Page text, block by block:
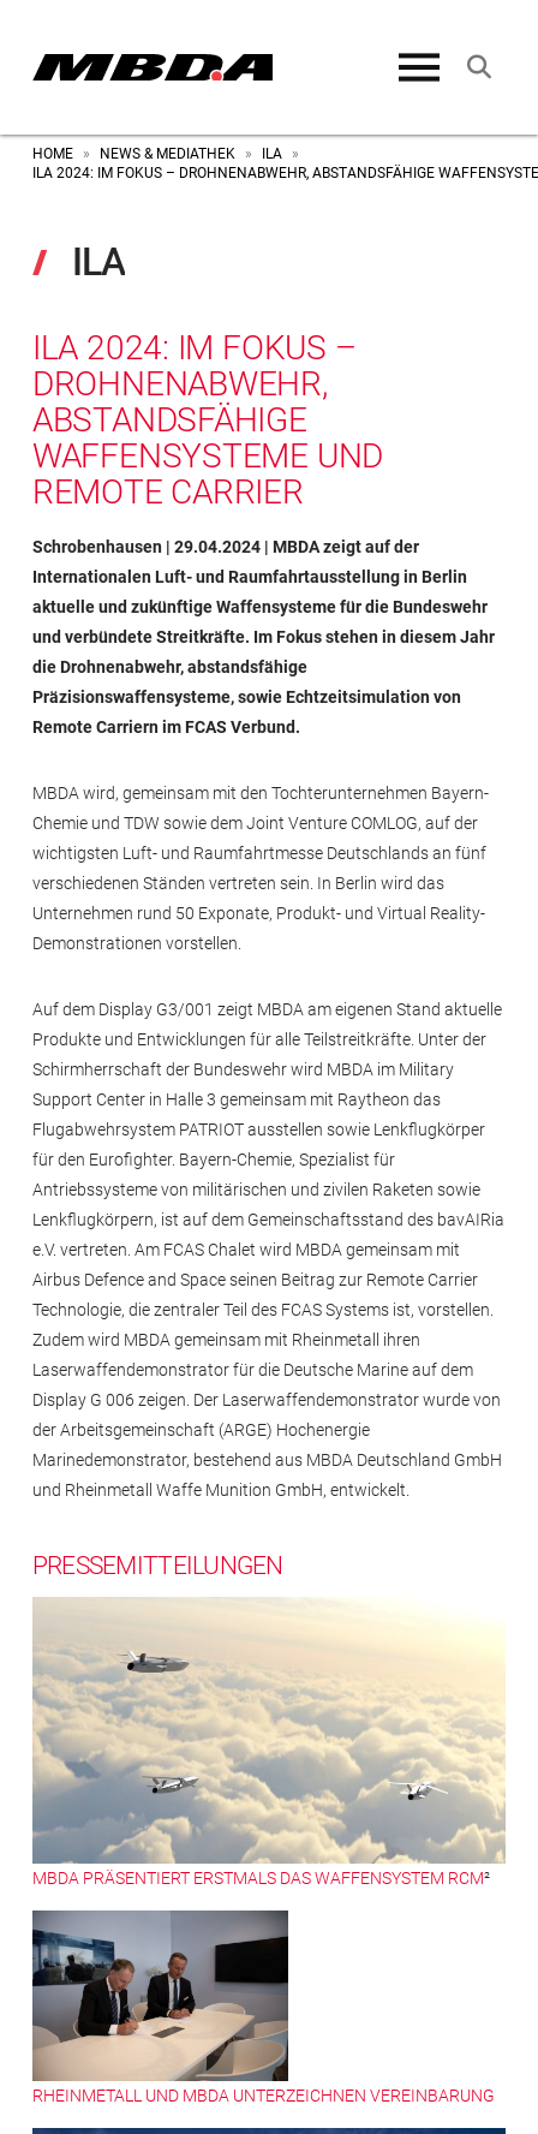
HOME » NEWS & MEDIATHEK » ILA
»
ILA 2024: IM FOKUS – DROHNENABWEHR, ABSTANDSFÄHIGE
ILA
ILA 2024: IM FOKUS –
DROHNENABWEHR,
ABSTANDSFÄHIGE
WAFFENSYSTEME UND
REMOTE CARRIER
Schrobenhausen | 29.04.2024 | MBDA zeigt auf der
Internationalen Luft- und Raumfahrtausstellung in Berlin
aktuelle und zukünftige Waffensysteme für die Bundeswehr
und verbündete Streitkräfte. Im Fokus stehen in diesem Jahr
die Drohnenabwehr, abstandsfähige
Präzisionswaffensysteme, sowie Echtzeitsimulation von
Remote Carriern im FCAS Verbund.
MBDA wird, gemeinsam mit den Tochterunternehmen Bayern-
Chemie und TDW sowie dem Joint Venture COMLOG, auf der
wichtigsten Luft- und Raumfahrtmesse Deutschlands an fünf
verschiedenen Ständen vertreten sein. In Berlin wird das
Unternehmen rund 50 Exponate, Produkt- und Virtual Reality-
Demonstrationen vorstellen.
Auf dem Display G3/001 zeigt MBDA am eigenen Stand aktuelle
Produkte und Entwicklungen für alle Teilstreitkräfte. Unter der
Schirmherrschaft der Bundeswehr wird MBDA im Military
Support Center in Halle 3 gemeinsam mit Raytheon das
Flugabwehrsystem PATRIOT ausstellen sowie Lenkflugkörper
für den Eurofighter. Bayern-Chemie, Spezialist für
Antriebssysteme von militärischen und zivilen Raketen sowie
Lenkflugkörpern, ist auf dem Gemeinschaftsstand des bavAIRia
e.V. vertreten. Am FCAS Chalet wird MBDA gemeinsam mit
Airbus Defence and Space seinen Beitrag zur Remote Carrier
Technologie, die zentraler Teil des FCAS Systems ist, vorstellen.
Zudem wird MBDA gemeinsam mit Rheinmetall ihren
Laserwaffendemonstrator für die Deutsche Marine auf dem
Display G 006 zeigen. Der Laserwaffendemonstrator wurde von
der Arbeitsgemeinschaft (ARGE) Hochenergie
Marinedemonstrator, bestehend aus MBDA Deutschland GmbH
und Rheinmetall Waffe Munition GmbH, entwickelt.
PRESSEMITTEILUNGEN
MBDA PRÄSENTIERT ERSTMALS DAS WAFFENSYSTEM RCM²
RHEINMETALL UND MBDA UNTERZEICHNEN VEREINBARUNG